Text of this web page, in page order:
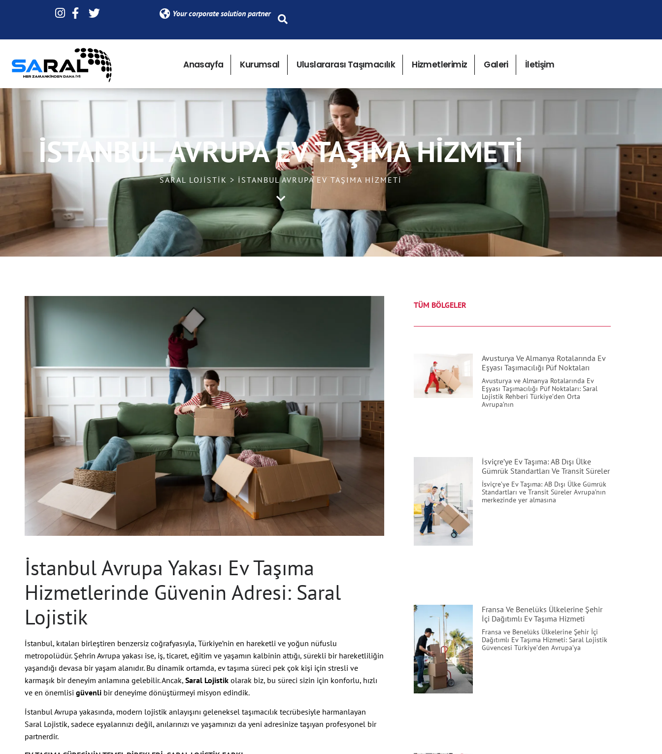
Your corporate solution partner
Anasayfa Kurumsal Uluslararası Taşımacılık Hizmetlerimiz Galeri İletişim
İSTANBUL AVRUPA EV TAŞIMA HIZMETI
SARAL LOJISTIK > İSTANBUL AVRUPA EV TAŞIMA HIZMETI
İstanbul Avrupa Yakası Ev Taşıma
Hizmetlerinde Güvenin Adresi: Saral
Lojistik
İstanbul, kıtaları birleştiren benzersiz coğrafyasıyla, Türkiye’nin en hareketli ve yoğun nüfuslu
metropolüdür. Şehrin Avrupa yakası ise, iş, ticaret, eğitim ve yaşamın kalbinin attığı, sürekli bir hareketliliğin
yaşandığı devasa bir yaşam alanıdır. Bu dinamik ortamda, ev taşıma süreci pek çok kişi için stresli ve
karmaşık bir deneyim anlamına gelebilir. Ancak, Saral Lojistik olarak biz, bu süreci sizin için konforlu, hızlı
ve en önemlisi güvenli bir deneyime dönüştürmeyi misyon edindik.
İstanbul Avrupa yakasında, modern lojistik anlayışını geleneksel taşımacılık tecrübesiyle harmanlayan
Saral Lojistik, sadece eşyalarınızı değil, anılarınızı ve yaşamınızı da yeni adresinize taşıyan profesyonel bir
partnerdir.
TÜM BÖLGELER
Avusturya Ve Almanya Rotalarında Ev
Eşyası Taşımacılığı Püf Noktaları
Avusturya ve Almanya Rotalarında Ev
Eşyası Taşımacılığı Püf Noktaları: Saral
Lojistik Rehberi Türkiye’den Orta
Avrupa’nın
İsviçre’ye Ev Taşıma: AB Dışı Ülke
Gümrük Standartları Ve Transit Süreler
İsviçre’ye Ev Taşıma: AB Dışı Ülke Gümrük
Standartları ve Transit Süreler Avrupa’nın
merkezinde yer almasına
Fransa Ve Benelüks Ülkelerine Şehir
İçi Dağıtımlı Ev Taşıma Hizmeti
Fransa ve Benelüks Ülkelerine Şehir İçi
Dağıtımlı Ev Taşıma Hizmeti: Saral Lojistik
Güvencesi Türkiye’den Avrupa’ya